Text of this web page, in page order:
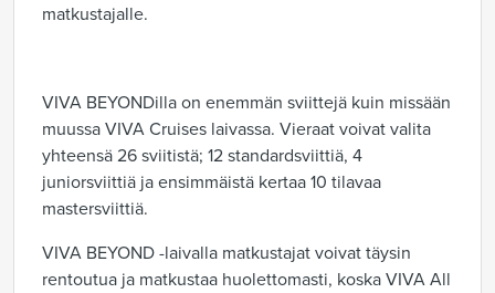
matkustajalle.
VIVA BEYONDilla on enemmän sviittejä kuin missään
muussa VIVA Cruises laivassa. Vieraat voivat valita
yhteensä 26 sviitistä; 12 standardsviittiä, 4
juniorsviittiä ja ensimmäistä kertaa 10 tilavaa
mastersviittiä.
VIVA BEYOND -laivalla matkustajat voivat täysin
rentoutua ja matkustaa huolettomasti, koska VIVA All